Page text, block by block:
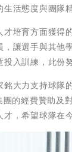
活態度與團隊
培育方面獲
讓選手與其
入訓練，此
大力支持球
的經費贊助及
，希望球隊在